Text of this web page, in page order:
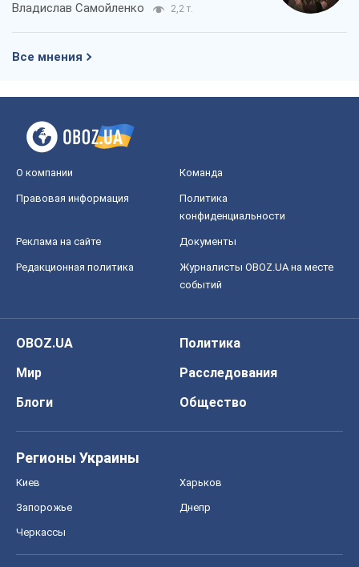
Владислав Самойленко 2,2 т.
Все мнения
О компании Команда
Правовая информация
Политика
конфиденциальности
Реклама на сайте Документы
Редакционная политика
Журналисты OBOZ.UA на месте
событий
OBOZ.UA
Политика
Мир
Расследования
Блоги
Общество
Регионы Украины
Киев Харьков
Запорожье Днепр
Черкассы